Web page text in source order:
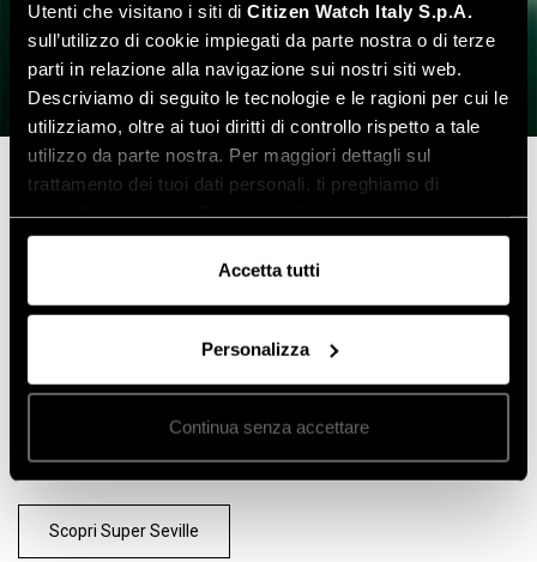
Utenti che visitano i siti di Citizen Watch Italy S.p.A.
sull’utilizzo di cookie impiegati da parte nostra o di terze
parti in relazione alla navigazione sui nostri siti web.
Descriviamo di seguito le tecnologie e le ragioni per cui le
utilizziamo, oltre ai tuoi diritti di controllo rispetto a tale
utilizzo da parte nostra. Per maggiori dettagli sul
trattamento dei tuoi dati personali, ti preghiamo di
Accetta tutti
Personalizza
Continua senza accettare
Super Seville.
Il fascino del passato non è
mai stato così presente.
Super Sevillecombina l’iconico design degli
anni '70 con la precisione della tecnologia contemporanea
chi desidera indossare un "classico moderno
stile e prestazioni.
Scopri Super Seville